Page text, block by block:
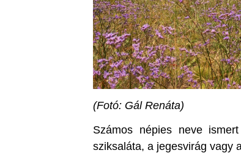
(Fotó: Gál Renáta)
Számos népies neve
sziksaláta, a jegesvirág vagy